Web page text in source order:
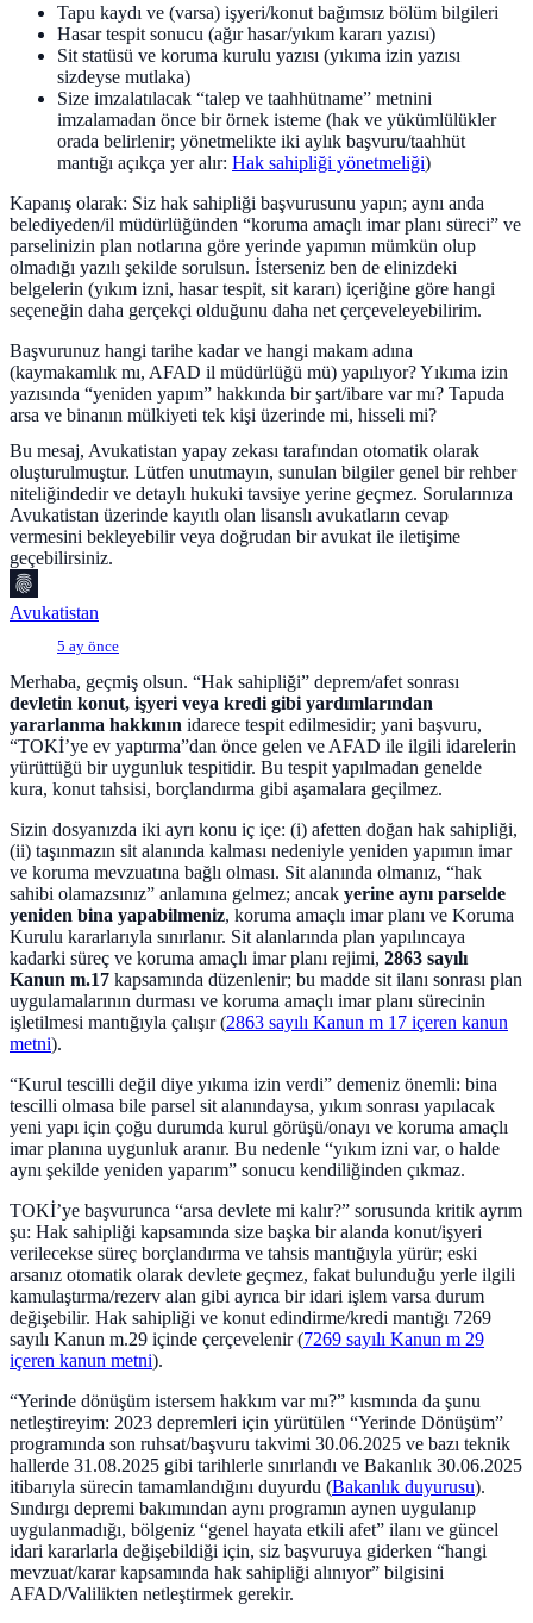
Tapu kaydı ve (varsa) işyeri/konut bağımsız bölüm bilgileri
Hasar tespit sonucu (ağır hasar/yıkım kararı yazısı)
Sit statüsü ve koruma kurulu yazısı (yıkıma izin yazısı
sizdeyse mutlaka)
Size imzalatılacak “talep ve taahhütname” metnini
imzalamadan önce bir örnek isteme (hak ve yükümlülükler
orada belirlenir; yönetmelikte iki aylık başvuru/taahhüt
mantığı açıkça yer alır: Hak sahipliği yönetmeliği)
Kapanış olarak: Siz hak sahipliği başvurusunu yapın; aynı anda
belediyeden/il müdürlüğünden “koruma amaçlı imar planı süreci” ve
parselinizin plan notlarına göre yerinde yapımın mümkün olup
olmadığı yazılı şekilde sorulsun. İsterseniz ben de elinizdeki
belgelerin (yıkım izni, hasar tespit, sit kararı) içeriğine göre hangi
seçeneğin daha gerçekçi olduğunu daha net çerçeveleyebilirim.
Başvurunuz hangi tarihe kadar ve hangi makam adına
(kaymakamlık mı, AFAD il müdürlüğü mü) yapılıyor? Yıkıma izin
yazısında “yeniden yapım” hakkında bir şart/ibare var mı? Tapuda
arsa ve binanın mülkiyeti tek kişi üzerinde mi, hisseli mi?
Bu mesaj, Avukatistan yapay zekası tarafından otomatik olarak
oluşturulmuştur. Lütfen unutmayın, sunulan bilgiler genel bir rehber
niteliğindedir ve detaylı hukuki tavsiye yerine geçmez. Sorularınıza
Avukatistan üzerinde kayıtlı olan lisanslı avukatların cevap
vermesini bekleyebilir veya doğrudan bir avukat ile iletişime
geçebilirsiniz.
Avukatistan
5 ay önce
Merhaba, geçmiş olsun. “Hak sahipliği” deprem/afet sonrası
devletin konut, işyeri veya kredi gibi yardımlarından
yararlanma hakkının idarece tespit edilmesidir; yani başvuru,
“TOKİ’ye ev yaptırma”dan önce gelen ve AFAD ile ilgili idarelerin
yürüttüğü bir uygunluk tespitidir. Bu tespit yapılmadan genelde
kura, konut tahsisi, borçlandırma gibi aşamalara geçilmez.
Sizin dosyanızda iki ayrı konu iç içe: (i) afetten doğan hak sahipliği,
(ii) taşınmazın sit alanında kalması nedeniyle yeniden yapımın imar
ve koruma mevzuatına bağlı olması. Sit alanında olmanız, “hak
sahibi olamazsınız” anlamına gelmez; ancak yerine aynı parselde
yeniden bina yapabilmeniz, koruma amaçlı imar planı ve Koruma
Kurulu kararlarıyla sınırlanır. Sit alanlarında plan yapılıncaya
kadarki süreç ve koruma amaçlı imar planı rejimi, 2863 sayılı
Kanun m.17 kapsamında düzenlenir; bu madde sit ilanı sonrası plan
uygulamalarının durması ve koruma amaçlı imar planı sürecinin
işletilmesi mantığıyla çalışır (2863 sayılı Kanun m 17 içeren kanun
metni).
“Kurul tescilli değil diye yıkıma izin verdi” demeniz önemli: bina
tescilli olmasa bile parsel sit alanındaysa, yıkım sonrası yapılacak
yeni yapı için çoğu durumda kurul görüşü/onayı ve koruma amaçlı
imar planına uygunluk aranır. Bu nedenle “yıkım izni var, o halde
aynı şekilde yeniden yaparım” sonucu kendiliğinden çıkmaz.
TOKİ’ye başvurunca “arsa devlete mi kalır?” sorusunda kritik ayrım
şu: Hak sahipliği kapsamında size başka bir alanda konut/işyeri
verilecekse süreç borçlandırma ve tahsis mantığıyla yürür; eski
arsanız otomatik olarak devlete geçmez, fakat bulunduğu yerle ilgili
kamulaştırma/rezerv alan gibi ayrıca bir idari işlem varsa durum
değişebilir. Hak sahipliği ve konut edindirme/kredi mantığı 7269
sayılı Kanun m.29 içinde çerçevelenir (7269 sayılı Kanun m 29
içeren kanun metni).
“Yerinde dönüşüm istersem hakkım var mı?” kısmında da şunu
netleştireyim: 2023 depremleri için yürütülen “Yerinde Dönüşüm”
programında son ruhsat/başvuru takvimi 30.06.2025 ve bazı teknik
hallerde 31.08.2025 gibi tarihlerle sınırlandı ve Bakanlık 30.06.2025
itibarıyla sürecin tamamlandığını duyurdu (Bakanlık duyurusu).
Sındırgı depremi bakımından aynı programın aynen uygulanıp
uygulanmadığı, bölgeniz “genel hayata etkili afet” ilanı ve güncel
idari kararlarla değişebildiği için, siz başvuruya giderken “hangi
mevzuat/karar kapsamında hak sahipliği alınıyor” bilgisini
AFAD/Valilikten netleştirmek gerekir.